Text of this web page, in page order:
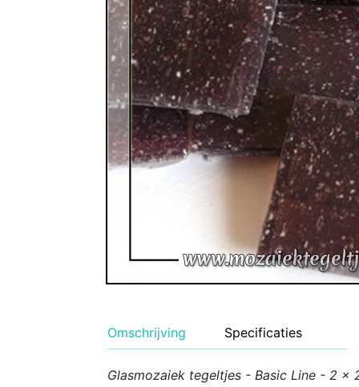
Keramische
Geglazuurde
Binnen wandtegels
Buiten tegels Cesi
Omschrijving Specificaties
Glasmozaiek tegeltjes - Basic Line - 2